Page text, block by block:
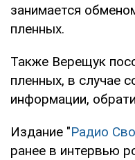
занимается
пленных.
Также Верещук
пленных, в случае
информации,
Издание "Радио
ранее в интервью